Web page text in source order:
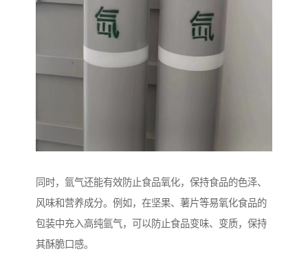
同时，氩气还能有效防止食品氧化，保持食品的色泽、
风味和营养成分。例如，在坚果、薯片等易氧化食品的
包装中充入高纯氩气，可以防止食品变味、变质，保持
其酥脆口感。